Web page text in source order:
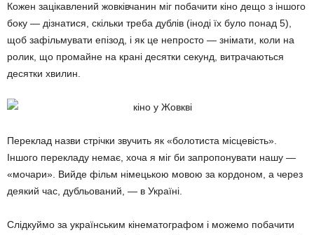
Кожен зацікавлений жовківчанин міг побачити кіно дещо з іншого
боку — дізнатися, скільки треба дублів (іноді їх було понад 5),
щоб зафільмувати епізод, і як це непросто — знімати, коли на
ролик, що промайне на крані десятки секунд, витрачаються
десятки хвилин.
Переклад назви стрічки звучить як «болотиста місцевість».
Іншого перекладу немає, хоча я міг би запропонувати нашу —
«мочари». Вийде фільм німецькою мовою за кордоном, а через
деякий час, дубльований, — в Україні.
Слідкуймо за українським кінематографом і можемо побачити